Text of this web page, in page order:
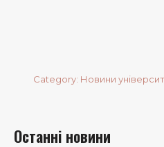
Category: Новини
Останні новини